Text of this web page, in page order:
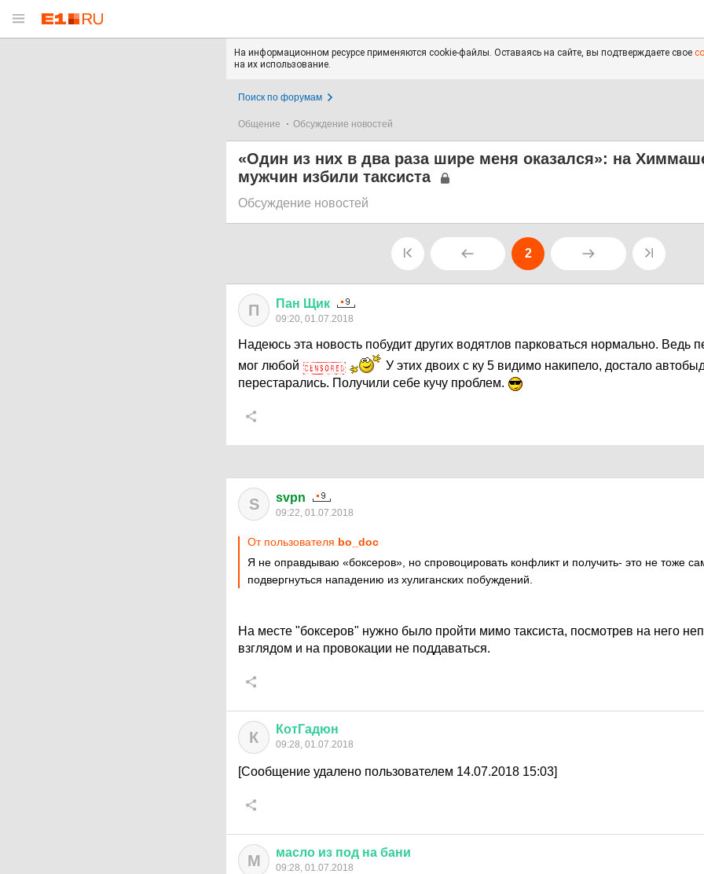
На информационном ресурсе применяются cookie-файлы. Оставаясь на сайте, вы подтверждаете свое
на их использование.
Поиск по форумам
Общение Обсуждение новостей
«Один из них в два раза шире меня оказался»: на
мужчин избили таксиста
Обсуждение новостей
2
П Пан Щик
09:20, 01.07.2018
Надеюсь эта новость побудит других водятлов парковаться нормально. Ведь
мог любой
У этих двоих с ку 5 видимо накипело, достало
перестарались. Получили себе кучу проблем.
S svpn
09:22, 01.07.2018
От пользователя bo_doc
Я не оправдываю «боксеров», но спровоцировать конфликт и получить- это не тоже
подвергнуться нападению из хулиганских побуждений.
На месте "боксеров" нужно было пройти мимо таксиста, посмотрев на него
взглядом и на провокации не поддаваться.
К КотГадюн
09:28, 01.07.2018
[Сообщение удалено пользователем 14.07.2018 15:03]
М масло из под на бани
09:28, 01.07.2018